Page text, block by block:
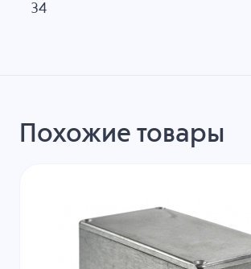
34
Похожие товары